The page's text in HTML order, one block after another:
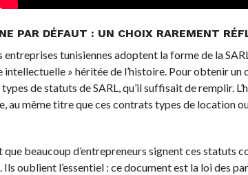
PAR DÉFAUT : UN CHOIX RAREMENT
entreprises tunisiennes adoptent la forme de la
intellectuelle » héritée de l’histoire. Pour obtenir
de statuts de SARL, qu’il suffisait de remplir.
au même titre que ces contrats types de location
que beaucoup d’entrepreneurs signent ces statuts
oublient l’essentiel : ce document est la loi des